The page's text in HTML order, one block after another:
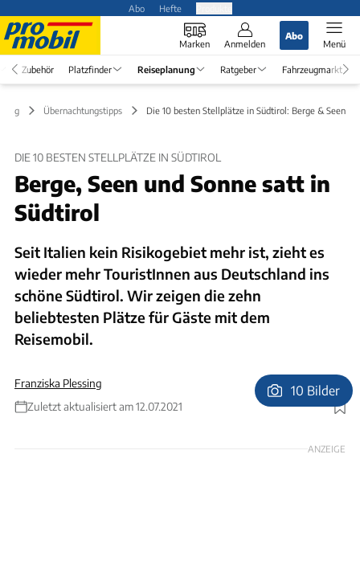
Abo Hefte
Marken Anmelden
Abo
Menü
Zubehör Platzfinder Reiseplanung Ratgeber Fahrzeugmarkt
Übernachtungstipps Die 10 besten Stellplätze in Südtirol: Berge & Seen
DIE 10 BESTEN STELLPLÄTZE IN SÜDTIROL
Berge, Seen und Sonne satt in
Südtirol
Seit Italien kein Risikogebiet mehr ist, zieht es
wieder mehr TouristInnen aus Deutschland ins
schöne Südtirol. Wir zeigen die zehn
beliebtesten Plätze für Gäste mit dem
Reisemobil.
Franziska Plessing
Zuletzt aktualisiert am 12.07.2021
Foto: Frank Fischbach
10 Bilder
ANZEIGE